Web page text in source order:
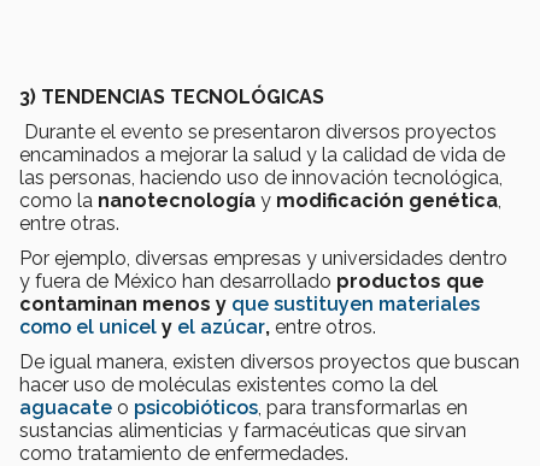
3) TENDENCIAS TECNOLÓGICAS
Durante el evento se presentaron diversos proyectos
encaminados a mejorar la salud y la calidad de vida de
las personas, haciendo uso de innovación tecnológica,
como la nanotecnología y modificación genética
entre otras.
Por ejemplo, diversas empresas y universidades dentro
y fuera de México han desarrollado productos que
contaminan menos y que sustituyen materiales
como el unicel y el azúcar, entre otros.
De igual manera, existen diversos proyectos que buscan
hacer uso de moléculas existentes como la del
aguacate o psicobióticos , para transformarlas en
sustancias alimenticias y farmacéuticas que sirvan
como tratamiento de enfermedades.